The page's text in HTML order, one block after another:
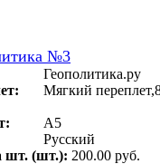
№3
Геополитика.ру
Мягкий
А5
Русский
шт. (шт.): 200.00 руб.